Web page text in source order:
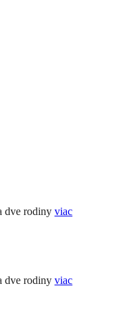
dve rodiny viac
dve rodiny viac